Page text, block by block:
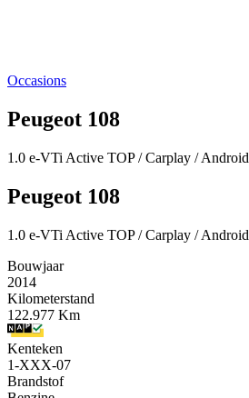
Occasions
Peugeot 108
1.0 e-VTi Active TOP / Carplay / Android
Peugeot 108
1.0 e-VTi Active TOP / Carplay / Android
Bouwjaar
2014
Kilometerstand
122.977 Km
Kenteken
1-XXX-07
Brandstof